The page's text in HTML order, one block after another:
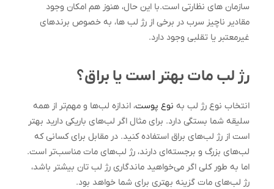
سازمان های نظارتی است.با این حال، هنوز هم امکان وجود
مقادیر ناچیز سرب در برخی از رژ لب ها، به خصوص برندهای
غیرمعتبر یا تقلبی وجود دارد.
رژ لب مات بهتر است یا براق؟
انتخاب نوع رژ لب به نوع پوست، اندازه لب‌ها و مهم‌تر از همه
سلیقه شما بستگی دارد. برای مثال اگر لب‌های باریکی دارید بهتر
است از رژ لب‌های براق استفاده کنید. در مقابل برای کسانی که
لب‌های بزرگ و برجسته‌ای دارند، رژ لب‌های مات مناسب‌تر است.
اما به طور کلی اگر می‌خواهید ماندگاری رژ لب تان بیشتر باشد،
رژ لب‌های مات گزینه بهتری برای شما خواهد بود.